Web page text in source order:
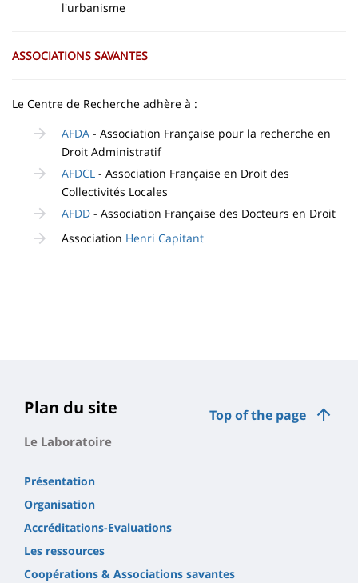
l'urbanisme
ASSOCIATIONS SAVANTES
Le Centre de Recherche adhère à :
AFDA - Association Française pour la recherche en
Droit Administratif
AFDCL - Association Française en Droit des
Collectivités Locales
AFDD - Association Française des Docteurs en Droit
Association Henri Capitant
Top of the page
Plan du site
Le Laboratoire
Présentation
Organisation
Accréditations-Evaluations
Les ressources
Coopérations & Associations savantes